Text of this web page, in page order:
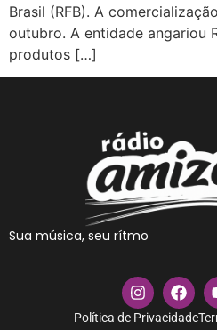
Brasil (RFB). A
outubro. A entidade angariou
produtos […]
Sua música, seu rítmo
Política de Privacidade